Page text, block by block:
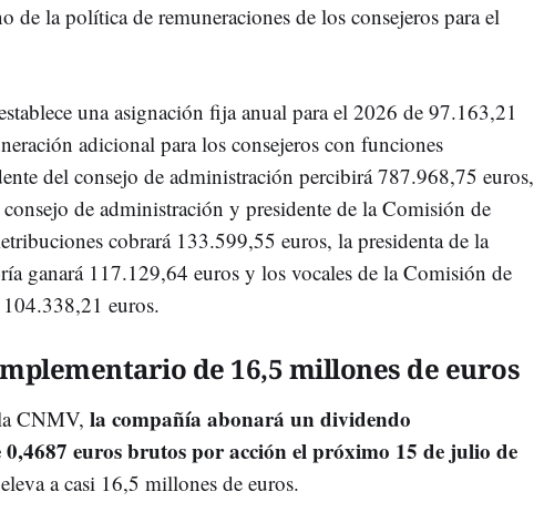
de la política de remuneraciones de los consejeros para el
una asignación fija anual para el 2026 de 97.163,21
adicional para los consejeros con funciones
del consejo de administración percibirá 787.968,75 euros,
de administración y presidente de la Comisión de
cobrará 133.599,55 euros, la presidenta de la
ganará 117.129,64 euros y los vocales de la Comisión de
euros.
de 16,5 millones de euros
CNMV, la compañía abonará un dividendo
euros brutos por acción el próximo 15 de julio de
a casi 16,5 millones de euros.